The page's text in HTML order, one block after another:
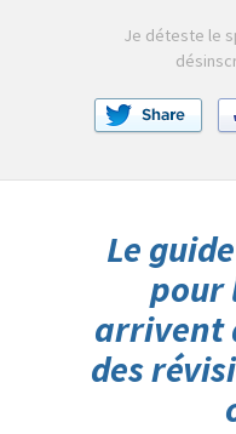
Je déteste le
Le
pour
arrivent
des